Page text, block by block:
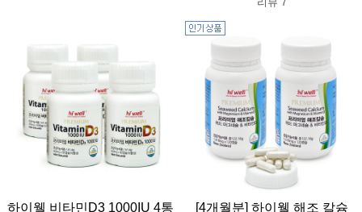
하이웰 비타민D3 1000IU 4통
[4개월분] 하이웰 해조 칼슘